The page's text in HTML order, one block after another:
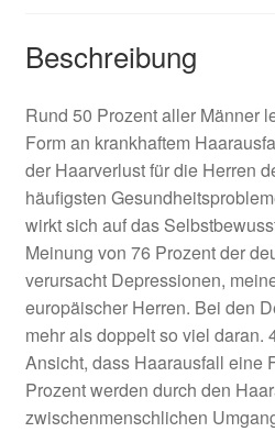
Beschreibung
Rund 50 Prozent aller Männer
Form an krankhaftem
der Haarverlust für die Herren
häufigsten
wirkt sich auf das
Meinung von 76 Prozent der
verursacht Depressionen,
europäischer Herren. Bei den
mehr als doppelt so viel daran.
Ansicht, dass Haarausfall eine
Prozent werden durch den
zwischenmenschlichen